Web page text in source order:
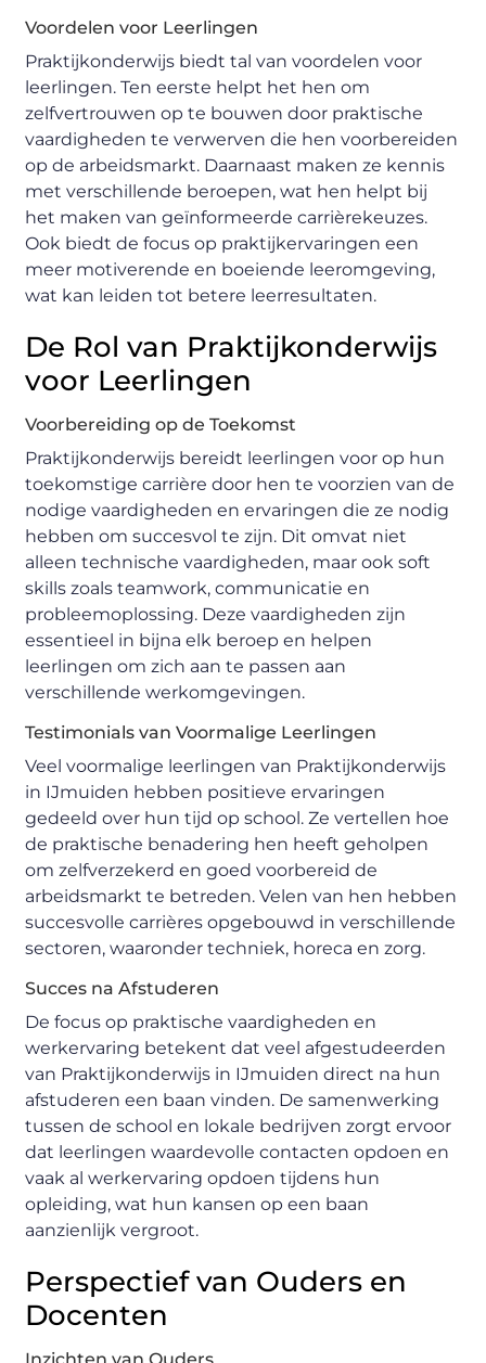
Voordelen voor Leerlingen
Praktijkonderwijs biedt tal van voordelen voor
leerlingen. Ten eerste helpt het hen om
zelfvertrouwen op te bouwen door praktische
vaardigheden te verwerven die hen voorbereiden
op de arbeidsmarkt. Daarnaast maken ze kennis
met verschillende beroepen, wat hen helpt bij
het maken van geïnformeerde carrièrekeuzes.
Ook biedt de focus op praktijkervaringen een
meer motiverende en boeiende leeromgeving,
wat kan leiden tot betere leerresultaten.
De Rol van Praktijkonderwijs
voor Leerlingen
Voorbereiding op de Toekomst
Praktijkonderwijs bereidt leerlingen voor op hun
toekomstige carrière door hen te voorzien van de
nodige vaardigheden en ervaringen die ze nodig
hebben om succesvol te zijn. Dit omvat niet
alleen technische vaardigheden, maar ook soft
skills zoals teamwork, communicatie en
probleemoplossing. Deze vaardigheden zijn
essentieel in bijna elk beroep en helpen
leerlingen om zich aan te passen aan
verschillende werkomgevingen.
Testimonials van Voormalige Leerlingen
Veel voormalige leerlingen van Praktijkonderwijs
in IJmuiden hebben positieve ervaringen
gedeeld over hun tijd op school. Ze vertellen hoe
de praktische benadering hen heeft geholpen
om zelfverzekerd en goed voorbereid de
arbeidsmarkt te betreden. Velen van hen hebben
succesvolle carrières opgebouwd in verschillende
sectoren, waaronder techniek, horeca en zorg.
Succes na Afstuderen
De focus op praktische vaardigheden en
werkervaring betekent dat veel afgestudeerden
van Praktijkonderwijs in IJmuiden direct na hun
afstuderen een baan vinden. De samenwerking
tussen de school en lokale bedrijven zorgt ervoor
dat leerlingen waardevolle contacten opdoen en
vaak al werkervaring opdoen tijdens hun
opleiding, wat hun kansen op een baan
aanzienlijk vergroot.
Perspectief van Ouders en
Docenten